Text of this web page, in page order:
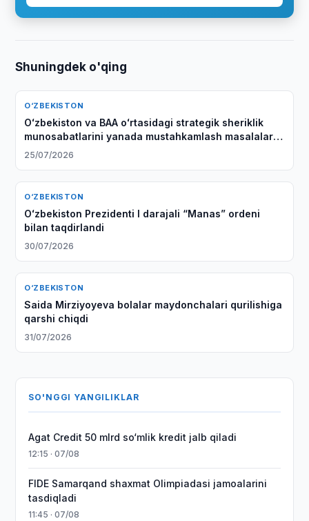
Shuningdek o'qing
O‘ZBEKISTON
Oʻzbekiston va BAA oʻrtasidagi strategik sheriklik
munosabatlarini yanada mustahkamlash masalalari
muhokama qilindi
25/07/2026
O‘ZBEKISTON
Oʻzbekiston Prezidenti I darajali “Manas” ordeni
bilan taqdirlandi
30/07/2026
O‘ZBEKISTON
Saida Mirziyoyeva bolalar maydonchalari qurilishiga
qarshi chiqdi
31/07/2026
SO'NGGI YANGILIKLAR
Agat Credit 50 mlrd so‘mlik kredit jalb qiladi
12:15 · 07/08
FIDE Samarqand shaxmat Olimpiadasi jamoalarini
tasdiqladi
11:45 · 07/08